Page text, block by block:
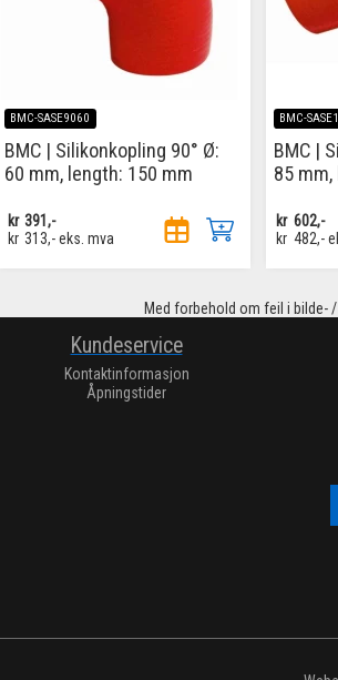
BMC-SASE9060
BMC | Silikonkopling 90° Ø:
60 mm, length: 150 mm
kr 391,-
kr 313,-eks. mva
BMC-
BMC |
85
kr 602,-
kr 482,-
Med forbehold om feil i bilde-
Kundeservice
Kontaktinformasjon
Åpningstider